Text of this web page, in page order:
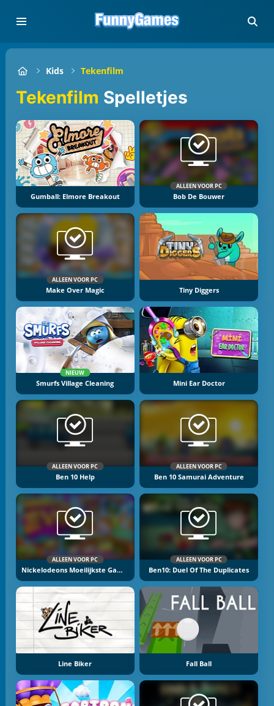
Kids Tekenfilm
Tekenfilm Spelletjes
Gumball: Elmore Breakout
ALLEEN VOOR PC
Bob De Bouwer
ALLEEN VOOR PC
Make Over Magic Tiny Diggers
NIEUW
Smurfs Village Cleaning Mini Ear Doctor
ALLEEN VOOR PC
Ben 10 Help
ALLEEN VOOR PC
Ben 10 Samurai Adventure
ALLEEN VOOR PC
Nickelodeons Moeilijkste Game Ooit
ALLEEN VOOR PC
Ben10: Duel Of The Duplicates
Line Biker Fall Ball